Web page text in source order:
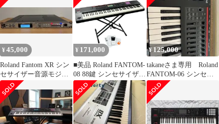
¥45,000
Roland Fantom XR シン
セサイザー音源モジュ
ール 本体
¥ 171,000
■美品 Roland FANTOM-
08 88鍵 シンセサイザー
ワークステーション 純
正ACアダプター スタ
ンド 説明書付 動作確認
済み2644264,2644264
¥125,000
takaneさま専用 Roland
FANTOM-06 シンセサ
イザー 本体